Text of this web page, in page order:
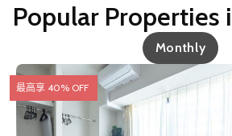
Popular Properties
Monthly
最高享 40% OFF